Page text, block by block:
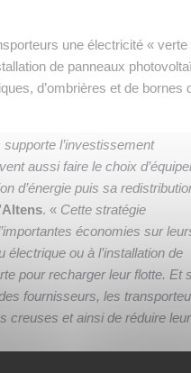
une électricité « verte
de panneaux
d’ombrières et de bornes
l’investissement
aussi faire le choix
d’énergie puis sa
. « Cette stratégie
économies sur
ou à l’installation de
pour recharger leur flotte. Et
fournisseurs, les
creuses et ainsi de réduire